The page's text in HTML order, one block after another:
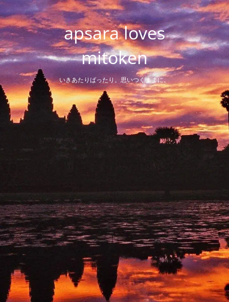
Skip
to
content
apsara loves
mitoken
いきあたりばったり。思いつくままに。